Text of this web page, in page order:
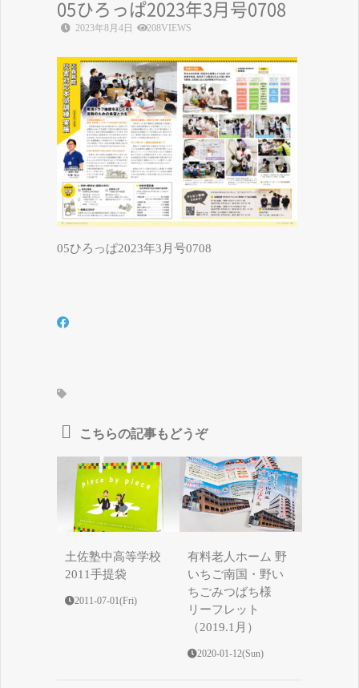
05ひろっぱ2023年3月号0708
2023年8月4日 208VIEWS
05ひろっぱ2023年3月号0708
こちらの記事もどうぞ
土佐塾中高等学校
2011手提袋
2011-07-01(Fri)
有料老人ホーム 野
いちご南国・野い
ちごみつばち様
リーフレット
（2019.1月）
2020-01-12(Sun)